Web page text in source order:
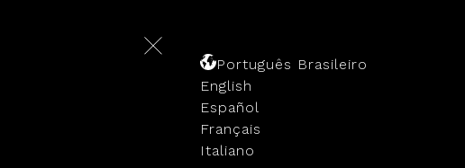
NOSSA HISTÓRIA
Português Brasileiro
English
Español
Français
Italiano